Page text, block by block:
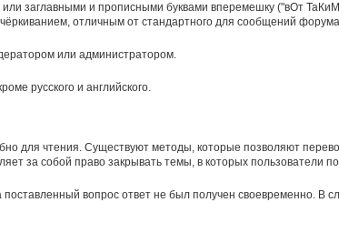
заглавными и прописными буквами вперемешку ("вОт
отличным от стандартного для сообщений
или администратором.
русского и английского.
для чтения. Существуют методы, которые позволяют
за собой право закрывать темы, в которых пользователи
поставленный вопрос ответ не был получен своевременно. В